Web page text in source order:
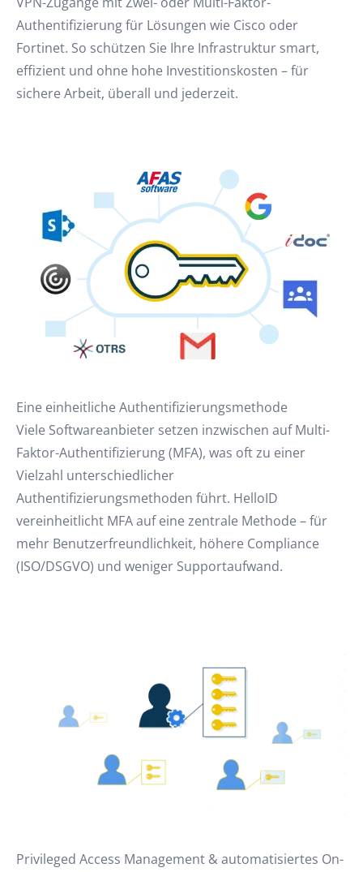
Authentifizierung für Lösungen wie Cisco oder
Fortinet. So schützen Sie Ihre Infrastruktur smart,
effizient und ohne hohe Investitionskosten – für
sichere Arbeit, überall und jederzeit.
Eine einheitliche Authentifizierungsmethode
Viele Softwareanbieter setzen inzwischen auf Multi-
Faktor-Authentifizierung (MFA), was oft zu einer
Vielzahl unterschiedlicher
Authentifizierungsmethoden führt. HelloID
vereinheitlicht MFA auf eine zentrale Methode – für
mehr Benutzerfreundlichkeit, höhere Compliance
(ISO/DSGVO) und weniger Supportaufwand.
Privileged Access Management & automatisiertes On-